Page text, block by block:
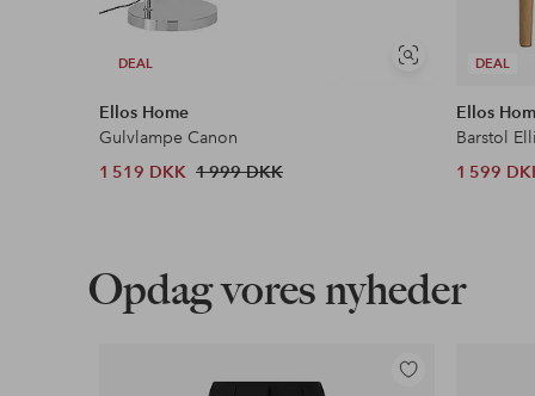
DEAL
Se
Ellos Home
Gulvlampe Canon
1 519 DKK 1 999 DKK
DEAL
Ellos
Barstol
1 599
Opdag vores nyheder
Tilføj